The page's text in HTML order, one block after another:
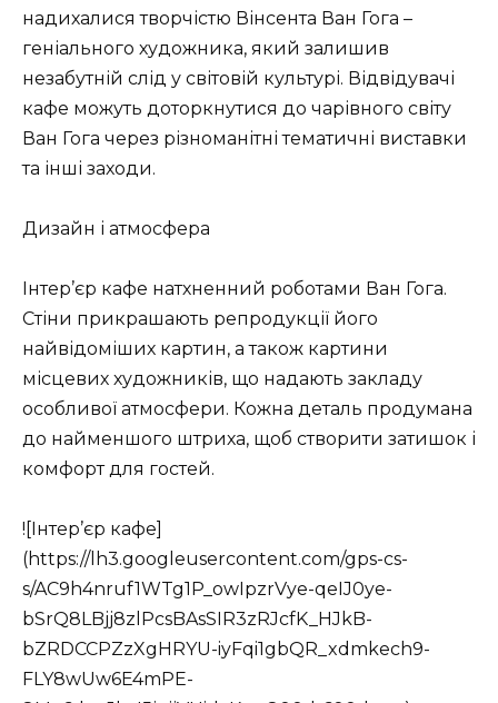
надихалися творчістю Вінсента Ван Гога –
геніального художника, який залишив
незабутній слід у світовій культурі. Відвідувачі
кафе можуть доторкнутися до чарівного світу
Ван Гога через різноманітні тематичні виставки
та інші заходи.
Дизайн і атмосфера
Інтер’єр кафе натхненний роботами Ван Гога.
Стіни прикрашають репродукції його
найвідоміших картин, а також картини
місцевих художників, що надають закладу
особливої атмосфери. Кожна деталь продумана
до найменшого штриха, щоб створити затишок і
комфорт для гостей.
![Інтер’єр кафе]
(https://lh3.googleusercontent.com/gps-cs-
s/AC9h4nruf1WTg1P_owIpzrVye-qeIJ0ye-
bSrQ8LBjj8zlPcsBAsSIR3zRJcfK_HJkB-
bZRDCCPZzXgHRYU-iyFqi1gbQR_xdmkech9-
FLY8wUw6E4mPE-